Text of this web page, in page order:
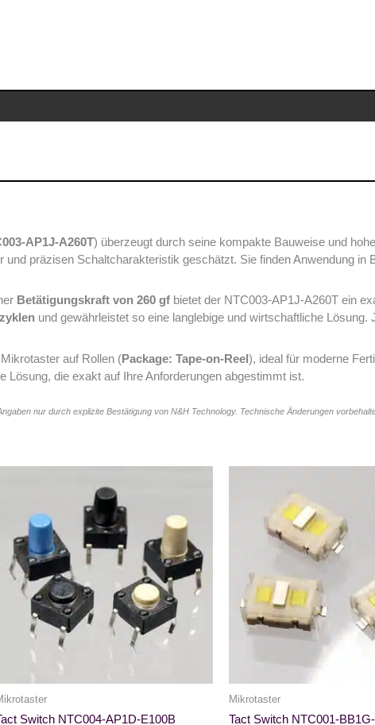
AP1J-A260T) überzeugt durch seine kompakte Bauweise und
präzisen Schaltcharakteristik geschätzt. Sie finden Anwendung in
Betätigungskraft von 260 gf bietet der NTC003-AP1J-A260T ein
und gewährleistet so eine langlebige und wirtschaftliche
auf Rollen (Package: Tape-on-Reel), ideal für moderne
Lösung, die exakt auf Ihre Anforderungen abgestimmt ist.
nur durch explizite Bestätigung von N&H Technology. Technische Änderungen
Switch NTC004-AP1D-E100B
Mikrotaster
Tact Switch NTC001-